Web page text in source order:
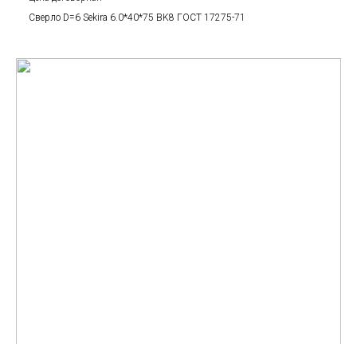
Сверло D=6 Sekira 6.0*40*75 BK8 ГОСТ 17275-71